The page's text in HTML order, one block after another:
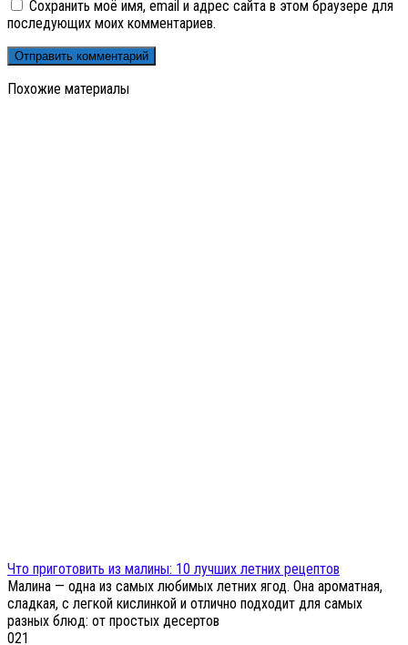
Сохранить моё имя, email и адрес сайта в этом браузере для
последующих моих комментариев.
Похожие материалы
Что приготовить из малины: 10 лучших летних рецептов
Малина — одна из самых любимых летних ягод. Она ароматная,
сладкая, с легкой кислинкой и отлично подходит для самых
разных блюд: от простых десертов
021